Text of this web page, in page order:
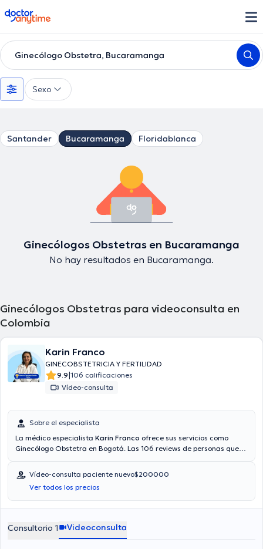
doctoranytime
Ginecólogo Obstetra, Bucaramanga
Sexo
Santander Bucaramanga Floridablanca
Ginecólogos Obstetras en Bucaramanga
No hay resultados en Bucaramanga.
Ginecólogos Obstetras para videoconsulta en
Colombia
Karin Franco
GINECOBSTETRICIA Y FERTILIDAD
9.9|106 calificaciones
Vídeo-consulta
Sobre el especialista
La médico especialista Karin Franco ofrece sus servicios como
Ginecólogo Obstetra en Bogotá. Las 106 reviews de personas que
una consulta médica vía consulta mediante video. Aseguradoras
tales como Allianz, Coomeva, Seguros Bolívar son aceptadas. El
precio de la consulta con la médico especialista Karin Franco es de
$350000.
Vídeo-consulta paciente nuevo$200000
Ver todos los precios
Consultorio 1 Videoconsulta